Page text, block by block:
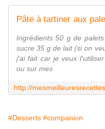
Ingrédients 50 g de
sucre 35 g de lait (si on
j'ai fait car je veux
ou sur mes
#Desserts #companion